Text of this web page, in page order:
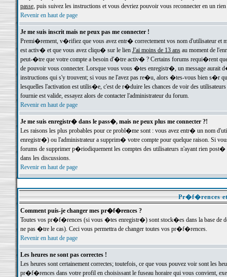
passe, puis suivez les instructions et vous devriez pouvoir vous reconnecter en un rien
Revenir en haut de page
Je me suis inscrit mais ne peux pas me connecter !
Premi�rement, v�rifiez que vous avez entr� correctement vos nom d'utilisateur
est activ� et que vous avez cliqu� sur le lien J'ai moins de 13 ansau moment de
peut-�tre que votre compte a besoin d'�tre activ� ? Certains forums requi�rent
de pouvoir vous connecter. Lorsque vous vous �tes enregistr�, un message aurait
instructions qui s'y trouvent; si vous ne l'avez pas re�u, alors �tes-vous bien s�r
lesquelles l'activation est utilis�e, c'est de r�duire les chances de voir des
fournie est valide, essayez alors de contacter l'administrateur du forum.
Revenir en haut de page
Je me suis enregistr� dans le pass�, mais ne peux plus me connecter ?!
Les raisons les plus probables pour ce probl�me sont : vous avez entr� un nom
enregistr�) ou l'administrateur a supprim� votre compte pour quelque raison. Si
forums de supprimer p�riodiquement les comptes des utilisateurs n'ayant rien
dans les discussions.
Revenir en haut de page
Pr�f�rences
Comment puis-je changer mes pr�f�rences ?
Toutes vos pr�f�rences (si vous �tes enregistr�) sont stock�es dans la base de
ne pas �tre le cas). Ceci vous permettra de changer toutes vos pr�f�rences.
Revenir en haut de page
Les heures ne sont pas correctes !
Les heures sont certainement correctes; toutefois, ce que vous pouvez voir sont
pr�f�rences dans votre profil en choisissant le fuseau horaire qui vous convient,